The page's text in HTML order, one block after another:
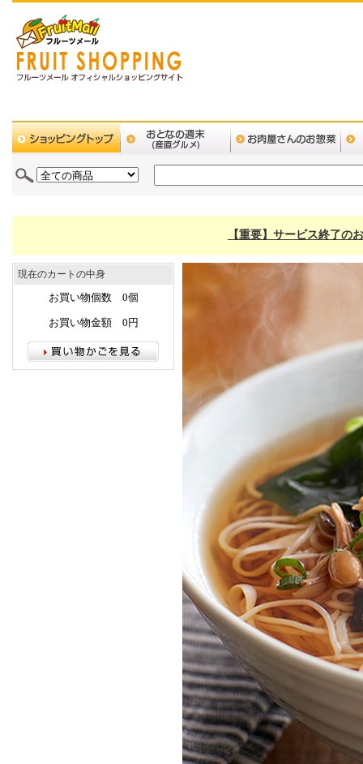
【重要】サービス終了の
現在のカートの中身
お買い物個数 0個
お買い物金額 0円